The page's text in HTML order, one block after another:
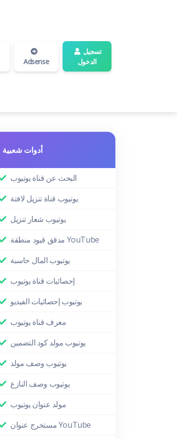
Adsense
الدخول
أدوات شعبية
البحث عن قناة يوتيوب
يوتيوب قناة تنزيل لافتة
يوتيوب شعار تنزيل
مدقق قيود منطقة YouTube
يوتيوب المال حاسبة
إحصائيات قناة يوتيوب
يوتيوب إحصائيات الفيديو
معرف قناة يوتيوب
يوتيوب مولد كود التضمين
يوتيوب وصف مولد
يوتيوب وصف النازع
مولد عنوان يوتيوب
مستخرج عنوان YouTube